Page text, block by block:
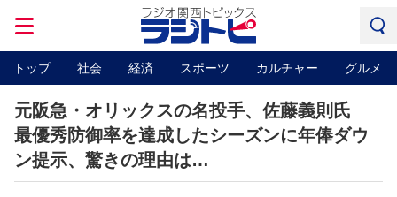
トップ 社会 経済 スポーツ カルチャー グルメ
元阪急・オリックスの名投手、佐藤義則氏
最優秀防御率を達成したシーズンに年俸ダウ
ン提示、驚きの理由は…